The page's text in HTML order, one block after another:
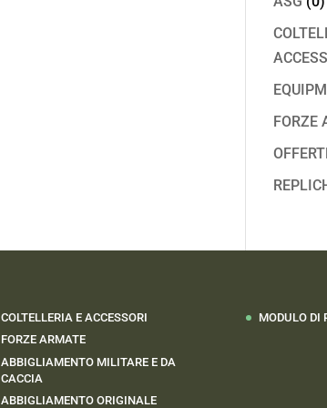
FORZE
COLTELLERIA E ACCESSORI
FORZE ARMATE
ABBIGLIAMENTO MILITARE E DA
CACCIA
ABBIGLIAMENTO ORIGINALE
MODULO DI